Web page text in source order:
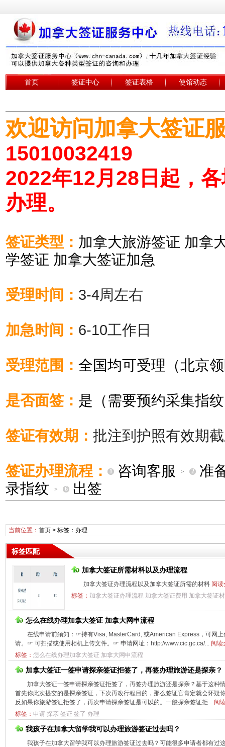
首页 签证中心 签证表格 使馆动态
欢迎访问加拿大签证
15010032419
2022年12月28日起，
办理。
签证类型： 加拿大旅游签证 加拿
学签证 加拿大签证加急
受理时间： 3-4周左右
加急时间： 6-10工作日
受理范围： 全国均可受理（北京
是否面签： 是（需要预约采集指
签证有效期： 批注到护照有效期
签证办理流程： 1 咨询客服 > 2
准
录指纹
> 6 出签
当前位置： 首页> 标签：办理
标签匹配
加拿大签证所需材料以及办理流程
加拿大签证办理流程以及加拿大签证所需的材料 阅读
标签： 加拿大签证办理流程 加拿大签证费用 加拿大签证
怎么在线办理加拿大签证 加拿大网申流程
在线申请前须知：☞持有Visa, MasterCard, 或American Express，可网
请。☞ 可扫描或使用相机上传文件。☞ 申请网址：http://www.cic.gc.ca/... 阅读
标签： 怎么在线办理加拿大签证 加拿大网申流程
加拿大签证一签申请探亲签证拒签了，再签办理旅游还是探亲？
加拿大签证一签申请探亲签证拒签了，再签办理旅游还是探亲？基于这种
首先你此次提交的是探亲签证，下次再改行程目的，那么签证官肯定就会怀疑
反如果你旅游签证拒签了，再次申请探亲签证是可以的。一般探亲签证拒... 阅
标签： 申请 探亲 签证 签了 办理
我孩子在加拿大留学我可以办理旅游签证过去吗？
我孩子在加拿大留学我可以办理旅游签证过去吗？可能很多申请者都有过